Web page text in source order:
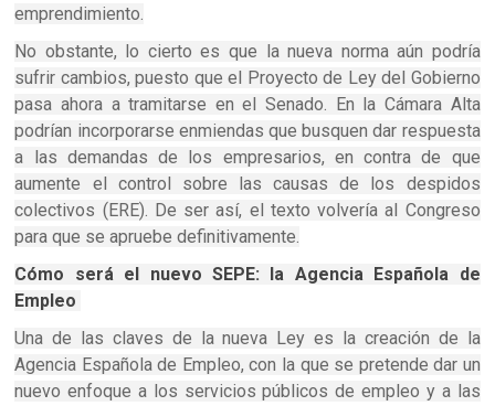
emprendimiento.
No obstante, lo cierto es que la nueva norma aún podría
sufrir cambios, puesto que el Proyecto de Ley del Gobierno
pasa ahora a tramitarse en el Senado. En la Cámara Alta
podrían incorporarse enmiendas que busquen dar respuesta
a las demandas de los empresarios, en contra de que
aumente el control sobre las causas de los despidos
colectivos (ERE). De ser así, el texto volvería al Congreso
para que se apruebe definitivamente.
Cómo será el nuevo SEPE: la Agencia Española de
Empleo
Una de las claves de la nueva Ley es la creación de la
Agencia Española de Empleo, con la que se pretende dar un
nuevo enfoque a los servicios públicos de empleo y a las